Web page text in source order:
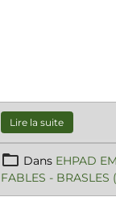
Lire la suite
Dans EHPAD
FABLES - BRASLES